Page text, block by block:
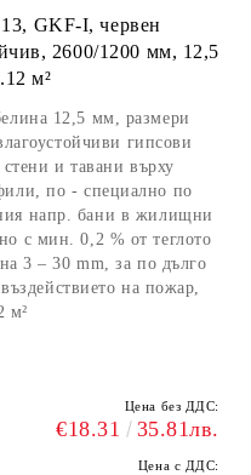
GKF-I, червен
2600/1200 мм, 12,5
м²
12,5 мм, размери
гипсови
и тавани върху
по - специално по
напр. бани в жилищни
с мин. 0,2 % от теглото
3 – 30 mm, за по дълго
на пожар,
м²
Цена без ДДС:
€18.31 35.81лв.
Цена с ДДС: